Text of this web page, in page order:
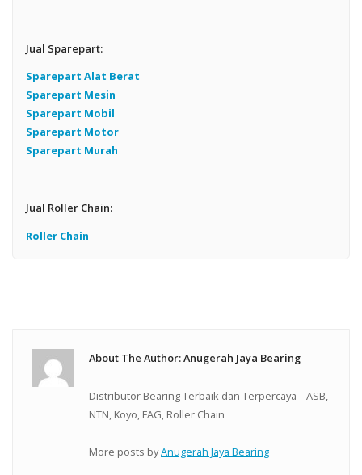
Jual Sparepart:
Sparepart Alat Berat
Sparepart Mesin
Sparepart Mobil
Sparepart Motor
Sparepart Murah
Jual Roller Chain:
Roller Chain
About The Author: Anugerah Jaya Bearing
Distributor Bearing Terbaik dan Terpercaya – ASB,
NTN, Koyo, FAG, Roller Chain
More posts byAnugerah Jaya Bearing